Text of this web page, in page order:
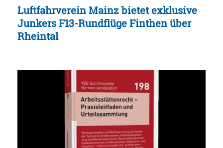
Luftfahrverein Mainz bietet exklusive
Junkers F13-Rundflüge Finthen über
Rheintal